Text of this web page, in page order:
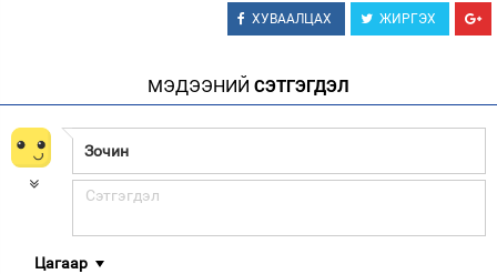
ХУВААЛЦАХ ЖИРГЭХ
МЭДЭЭНИЙ СЭТГЭГДЭЛ
Цагаар